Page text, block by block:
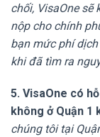
chối, VisaOne
nộp cho chính
bạn mức phí
khi đã tìm ra
5. VisaOne có
không ở Quận 1
chúng tôi tại